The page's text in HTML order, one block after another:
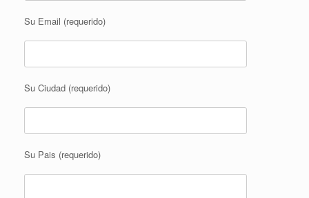
Su Email (requerido)
Su Ciudad (requerido)
Su Pais (requerido)